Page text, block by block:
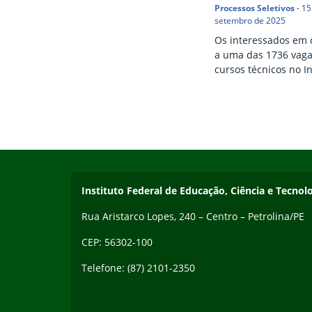
Processos Seletivos-
setembro de 2025
Os interessados em
a uma das 1736
cursos técnicos no
seleção será
análise do histórico
(para os cursos
Endereço
Instituto Federal de Educação, Ciência e
Rua Aristarco Lopes, 240 – Centro – Petrolina/PE
CEP: 56302-100
Telefone: (87) 2101-2350